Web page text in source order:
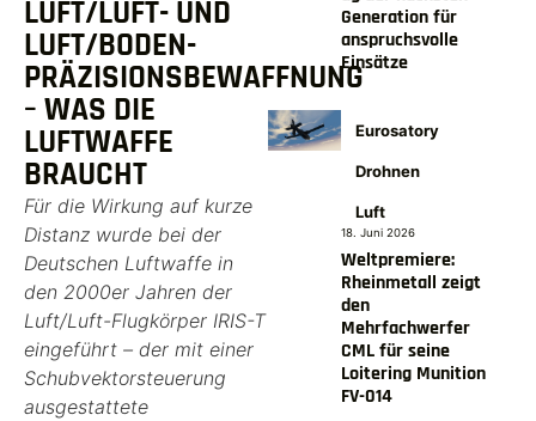
LUFT/LUFT- UND
LUFT/BODEN-
PRÄZISIONSBEWAFFNUNG
– WAS DIE
LUFTWAFFE
BRAUCHT
Für die Wirkung auf kurze
Distanz wurde bei der
Deutschen Luftwaffe in
den 2000er Jahren der
Luft/Luft-Flugkörper IRIS-T
eingeführt – der mit einer
Schubvektorsteuerung
ausgestattete
Generation für
anspruchsvolle
Einsätze
Eurosatory
Drohnen
Luft
18. Juni 2026
Weltpremiere:
Rheinmetall zeigt
den
Mehrfachwerfer
CML für seine
Loitering Munition
FV-014